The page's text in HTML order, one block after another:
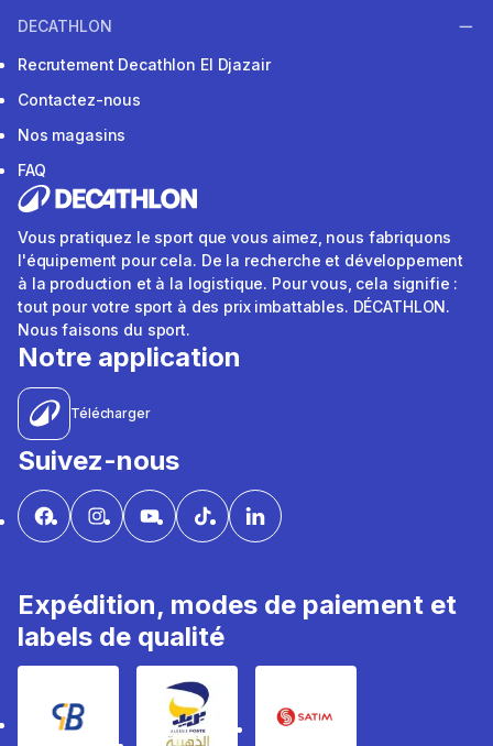
DECATHLON
Recrutement Decathlon El Djazair
Contactez-nous
Nos magasins
FAQ
Vous pratiquez le sport que vous aimez, nous fabriquons
l'équipement pour cela. De la recherche et développement
à la production et à la logistique. Pour vous, cela signifie :
tout pour votre sport à des prix imbattables. DÉCATHLON.
Nous faisons du sport.
Notre application
Télécharger
Suivez-nous
Expédition, modes de paiement et
labels de qualité